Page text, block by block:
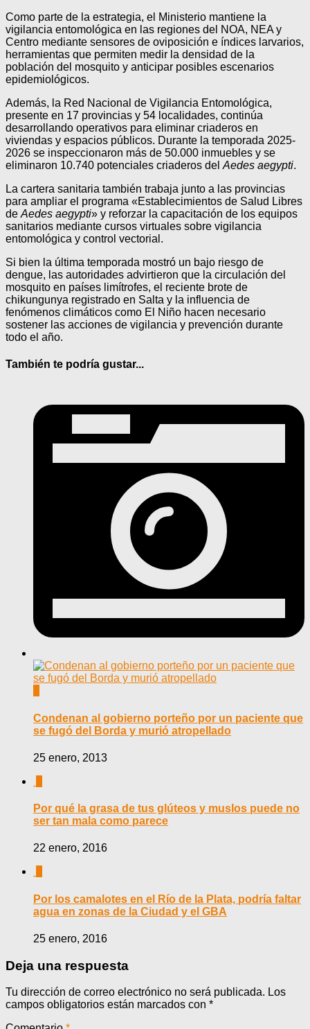
Como parte de la estrategia, el Ministerio mantiene la
vigilancia entomológica en las regiones del NOA, NEA y
Centro mediante sensores de oviposición e índices larvarios,
herramientas que permiten medir la densidad de la
población del mosquito y anticipar posibles escenarios
epidemiológicos.
Además, la Red Nacional de Vigilancia Entomológica,
presente en 17 provincias y 54 localidades, continúa
desarrollando operativos para eliminar criaderos en
viviendas y espacios públicos. Durante la temporada 2025-
2026 se inspeccionaron más de 50.000 inmuebles y se
eliminaron 10.740 potenciales criaderos del Aedes aegypti.
La cartera sanitaria también trabaja junto a las provincias
para ampliar el programa «Establecimientos de Salud Libres
de Aedes aegypti» y reforzar la capacitación de los equipos
sanitarios mediante cursos virtuales sobre vigilancia
entomológica y control vectorial.
Si bien la última temporada mostró un bajo riesgo de
dengue, las autoridades advirtieron que la circulación del
mosquito en países limítrofes, el reciente brote de
chikungunya registrado en Salta y la influencia de
fenómenos climáticos como El Niño hacen necesario
sostener las acciones de vigilancia y prevención durante
todo el año.
También te podría gustar...
Condenan al gobierno porteño por un paciente que
se fugó del Borda y murió atropellado
25 enero, 2013
Por qué la grasa de tus glúteos y muslos puede no
ser tan mala como parece
22 enero, 2016
Por los camalotes en el Río de la Plata, podría faltar
agua en zonas de la Ciudad y el GBA
25 enero, 2016
Deja una respuesta
Tu dirección de correo electrónico no será publicada. Los
campos obligatorios están marcados con *